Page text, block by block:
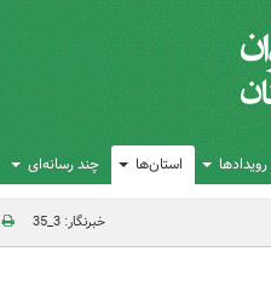
استان‌ها چند رسانه‌ای
خبرنگار: 3_35